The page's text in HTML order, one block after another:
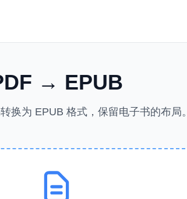
→ EPUB
换为 EPUB 格式，保留电子书的布局。